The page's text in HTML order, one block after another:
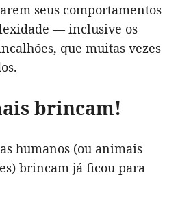
seus comportamentos
— inclusive os
que muitas vezes
brincam!
humanos (ou animais
brincam já ficou para